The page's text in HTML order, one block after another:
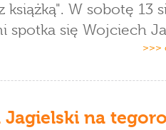
książką". W sobotę 13
spotka się Wojciech
>>>
Jagielski na